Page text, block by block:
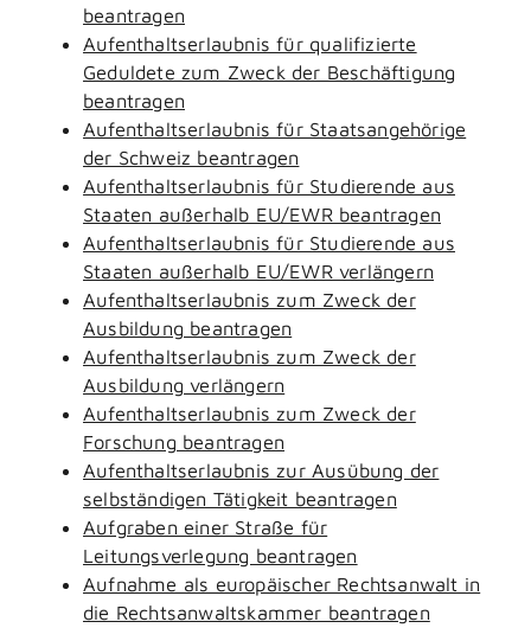
beantragen
Aufenthaltserlaubnis für qualifizierte
Geduldete zum Zweck der Beschäftigung
beantragen
Aufenthaltserlaubnis für Staatsangehörige
der Schweiz beantragen
Aufenthaltserlaubnis für Studierende aus
Staaten außerhalb EU/EWR beantragen
Aufenthaltserlaubnis für Studierende aus
Staaten außerhalb EU/EWR verlängern
Aufenthaltserlaubnis zum Zweck der
Ausbildung beantragen
Aufenthaltserlaubnis zum Zweck der
Ausbildung verlängern
Aufenthaltserlaubnis zum Zweck der
Forschung beantragen
Aufenthaltserlaubnis zur Ausübung der
selbständigen Tätigkeit beantragen
Aufgraben einer Straße für
Leitungsverlegung beantragen
Aufnahme als europäischer Rechtsanwalt in
die Rechtsanwaltskammer beantragen